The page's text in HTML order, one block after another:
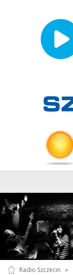
Radio Szczecin »